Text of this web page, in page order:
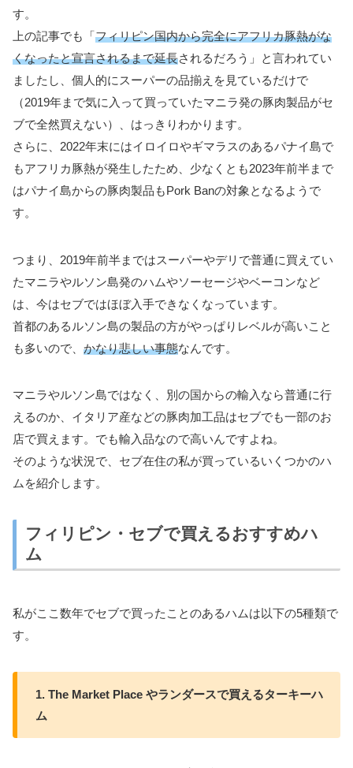
す。
上の記事でも「フィリピン国内から完全にアフリカ豚熱がな
くなったと宣言されるまで延長されるだろう」と言われてい
ましたし、個人的にスーパーの品揃えを見ているだけで
（2019年まで気に入って買っていたマニラ発の豚肉製品がセ
ブで全然買えない）、はっきりわかります。
さらに、2022年末にはイロイロやギマラスのあるパナイ島で
もアフリカ豚熱が発生したため、少なくとも2023年前半まで
はパナイ島からの豚肉製品もPork Banの対象となるようで
す。
つまり、2019年前半まではスーパーやデリで普通に買えてい
たマニラやルソン島発のハムやソーセージやベーコンなど
は、今はセブではほぼ入手できなくなっています。
首都のあるルソン島の製品の方がやっぱりレベルが高いこと
も多いので、 かなり悲しい事態なんです。
マニラやルソン島ではなく、別の国からの輸入なら普通に行
えるのか、イタリア産などの豚肉加工品はセブでも一部のお
店で買えます。でも輸入品なので高いんですよね。
そのような状況で、セブ在住の私が買っているいくつかのハ
ムを紹介します。
フィリピン・セブで買えるおすすめハ
ム
私がここ数年でセブで買ったことのあるハムは以下の5種類で
す。
1. The Market Place やランダースで買えるターキーハ
ム